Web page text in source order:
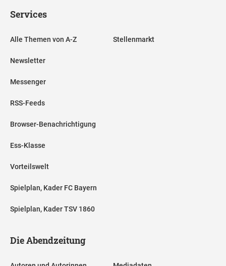
Services
Alle Themen von A-Z
Newsletter
Messenger
RSS-Feeds
Browser-Benachrichtigung
Ess-Klasse
Vorteilswelt
Spielplan, Kader FC Bayern
Spielplan, Kader TSV 1860
Stellenmarkt
Die Abendzeitung